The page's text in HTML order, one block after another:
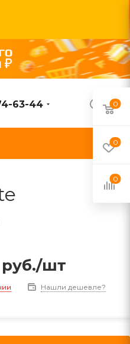
ВОЙТИ
63-44
руб./шт
Нашли дешевле?
0
0
0